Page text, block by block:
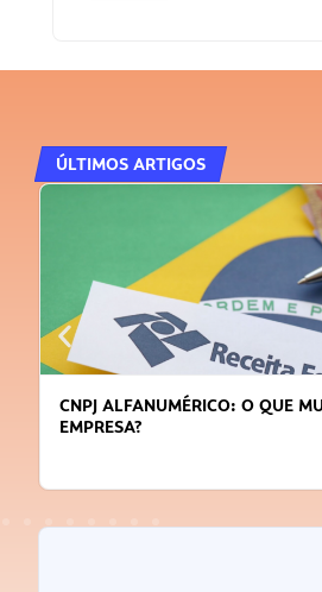
ÚLTIMOS ARTIGOS
CNPJ ALFANUMÉRICO: O QUE
EMPRESA?